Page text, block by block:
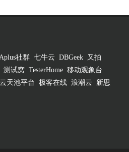
社群 七牛云 DBGeek
又拍
测试窝 TesterHome 移动观象台
天池平台 极客在线 浪潮云
新思